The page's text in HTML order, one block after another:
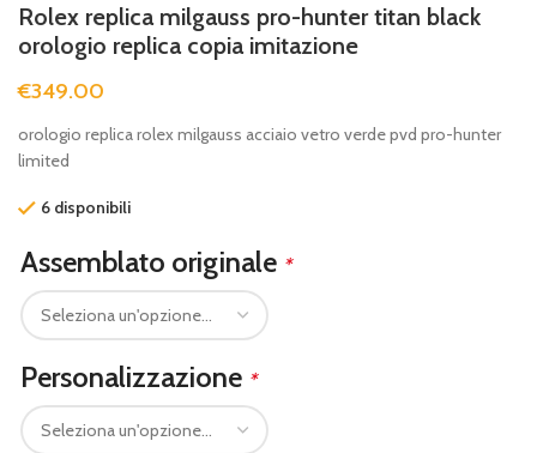
Rolex replica milgauss pro-hunter titan black
orologio replica copia imitazione
€349.00
orologio replica rolex milgauss acciaio vetro verde pvd pro-hunter
limited
6 disponibili
Assemblato originale *
Personalizzazione *